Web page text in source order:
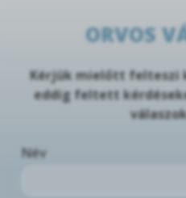
ORVOS
Kérjük mielőtt felteszi
eddig feltett
Név